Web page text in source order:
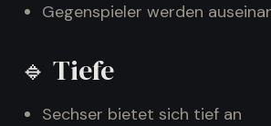
Gegenspieler werden
🔹 Tiefe
Sechser bietet sich tief an